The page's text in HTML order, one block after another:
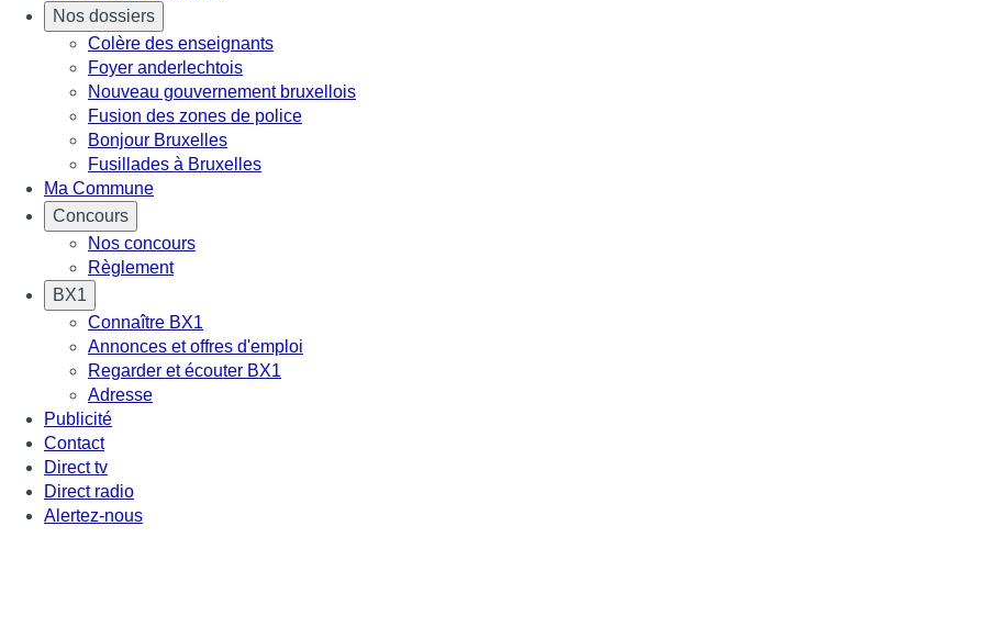
Nos dossiers
Colère des enseignants
Foyer anderlechtois
Nouveau gouvernement bruxellois
Fusion des zones de police
Bonjour Bruxelles
Fusillades à Bruxelles
Ma Commune
Concours
Nos concours
Règlement
BX1
Connaître BX1
Annonces et offres d'emploi
Regarder et écouter BX1
Adresse
Publicité
Contact
Direct tv
Direct radio
Alertez-nous